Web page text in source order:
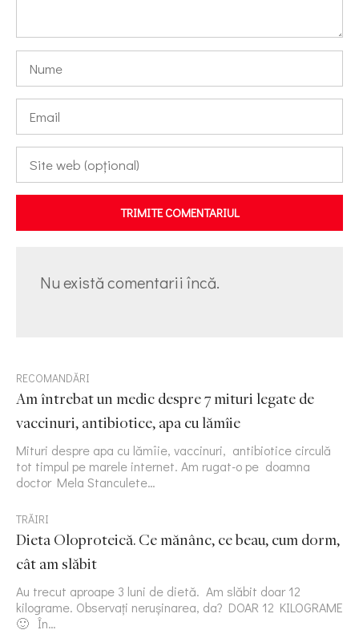
TRIMITE COMENTARIUL
Nu există comentarii încă.
RECOMANDĂRI
Am întrebat un medic despre 7 mituri legate de
vaccinuri, antibiotice, apa cu lămîie
Mituri despre apa cu lămîie, vaccinuri, antibiotice circulă
tot timpul pe marele internet. Am rugat-o pe doamna
doctor Mela Stanculete…
TRĂIRI
Dieta Oloproteică. Ce mănânc, ce beau, cum dorm,
cât am slăbit
Au trecut aproape 3 luni de dietă. Am slăbit doar 12
kilograme. Observați nerușinarea, da? DOAR 12 KILOGRAME
🙂 În…